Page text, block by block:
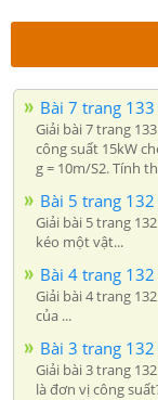
Bài 7 trang 133
Giải bài 7 trang
công suất 15kW
g = 10m/S2. Tính
Bài 5 trang 132
Giải bài 5 trang
kéo một vật...
Bài 4 trang 132
Giải bài 4 trang
của ...
Bài 3 trang 132
Giải bài 3 trang
là đơn vị công